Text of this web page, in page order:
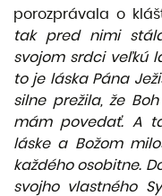
porozprávala o
tak pred nimi
svojom srdci veľkú
to je láska Pána
silne prežila, že
mám povedať. A
láske a Božom
každého osobitne.
svojho vlastného